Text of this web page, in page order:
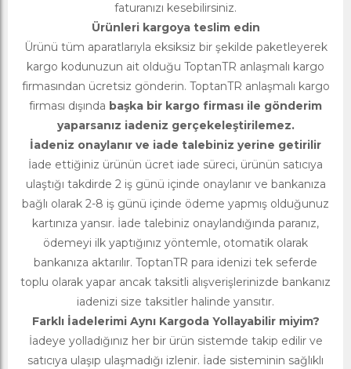
faturanızı kesebilirsiniz.
Ürünleri kargoya teslim edin
Ürünü tüm aparatlarıyla eksiksiz bir şekilde paketleyerek
kargo kodunuzun ait olduğu ToptanTR anlaşmalı kargo
firmasından ücretsiz gönderin. ToptanTR anlaşmalı kargo
firması dışında başka bir kargo firması ile gönderim
yaparsanız iadeniz gerçekeleştirilemez.
İadeniz onaylanır ve iade talebiniz yerine getirilir
İade ettiğiniz ürünün ücret iade süreci, ürünün satıcıya
ulaştığı takdirde 2 iş günü içinde onaylanır ve bankanıza
bağlı olarak 2-8 iş günü içinde ödeme yapmış olduğunuz
kartınıza yansır. İade talebiniz onaylandığında paranız,
ödemeyi ilk yaptığınız yöntemle, otomatik olarak
bankanıza aktarılır. ToptanTR para idenizi tek seferde
toplu olarak yapar ancak taksitli alışverişlerinizde bankanız
iadenizi size taksitler halinde yansıtır.
Farklı İadelerimi Aynı Kargoda Yollayabilir miyim?
İadeye yolladığınız her bir ürün sistemde takip edilir ve
satıcıya ulaşıp ulaşmadığı izlenir. İade sisteminin sağlıklı